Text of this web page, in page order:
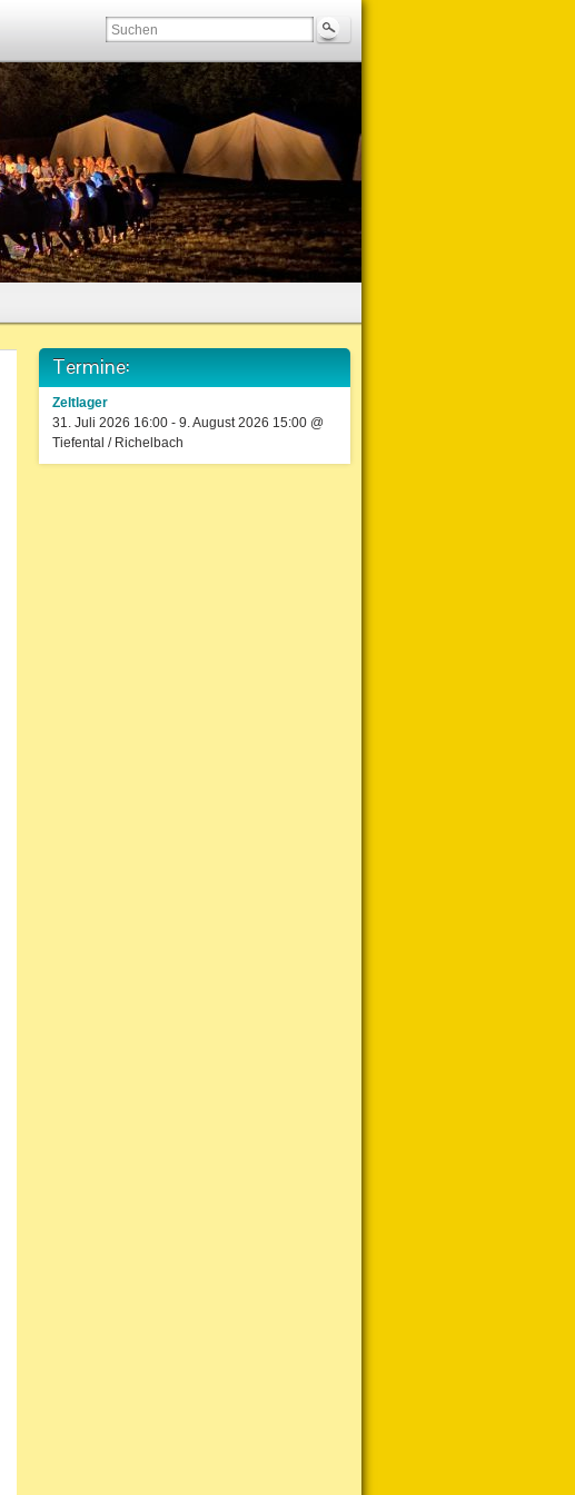
Termine:
Zeltlager
31. Juli 2026 16:00 - 9. August 2026 15:00 @
Tiefental / Richelbach